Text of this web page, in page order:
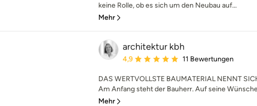
keine Rolle, ob es sich um den Neubau auf...
Mehr
architektur kbh
Durchschnittliche Bewertung: 4.9 von 5
4,9 11 Bewertungen
DAS WERTVOLLSTE BAUMATERIAL NENNT
Am Anfang steht der Bauherr. Auf seine
Mehr